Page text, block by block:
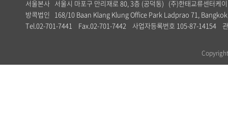
서울본사 서울시 마포구 만리재로 80, 3층 (공덕동) (주)한태교류센터케
방콕법인 168/10 Baan Klang Klung Office Park Ladprao 71,
Tel.02-701-7441 Fax.02-701-7442 사업자등록번호 105-87-14154